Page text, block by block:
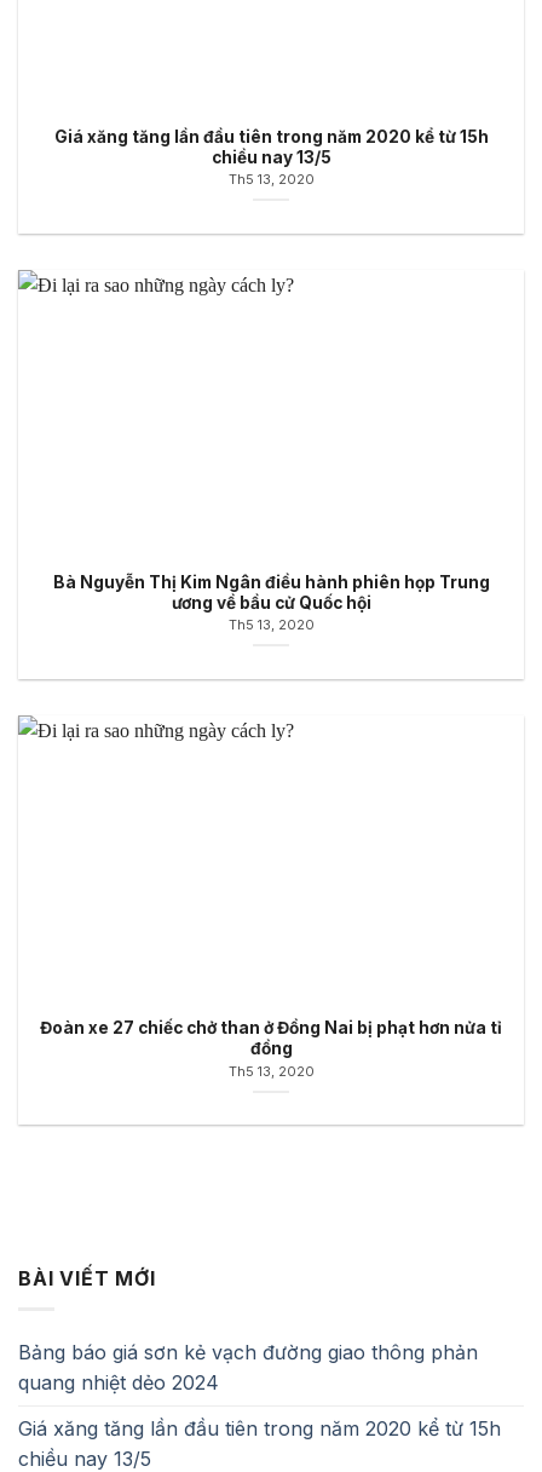
Giá xăng tăng lần đầu tiên trong năm 2020 kể từ 15h
chiều nay 13/5
Th5 13, 2020
Bà Nguyễn Thị Kim Ngân điều hành phiên họp Trung
ương về bầu cử Quốc hội
Th5 13, 2020
Đoàn xe 27 chiếc chở than ở Đồng Nai bị phạt hơn nửa tỉ
đồng
Th5 13, 2020
BÀI VIẾT MỚI
Bảng báo giá sơn kẻ vạch đường giao thông phản
quang nhiệt dẻo 2024
Giá xăng tăng lần đầu tiên trong năm 2020 kể từ 15h
chiều nay 13/5